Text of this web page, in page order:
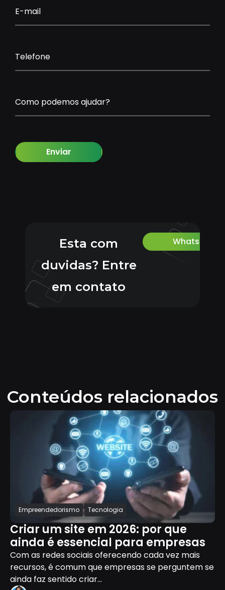
E-mail
Telefone
Como podemos ajudar?
Enviar
Esta com
duvidas? Entre
em contato
Whatsapp
Conteúdos relacionados
Empreendedorismo Tecnologia
Criar um site em 2026: por que
ainda é essencial para empresas
Com as redes sociais oferecendo cada vez mais
recursos, é comum que empresas se perguntem se
ainda faz sentido criar...